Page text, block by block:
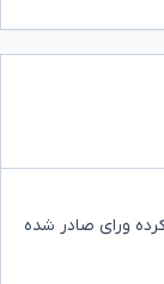
ورای صادر شده